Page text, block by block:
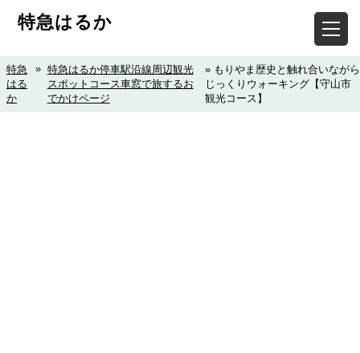
特急はるか
特急
はる
か
» 特急はるか停車駅沿線周辺観光
スポットコース車窓で旅するお
でかけページ
» もりやま歴史と触れ合いながら
じっくりウォーキング【守山市
観光コース】